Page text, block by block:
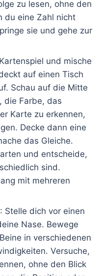
zu lesen, ohne den
du eine Zahl nicht
sie und gehe zur
und mische
auf einen Tisch
Schau auf die Mitte
die Farbe, das
Karte zu erkennen,
Decke dann eine
das Gleiche.
und entscheide,
sind.
mit mehreren
: Stelle dich vor einen
Nase. Bewege
in verschiedenen
Versuche,
ohne den Blick